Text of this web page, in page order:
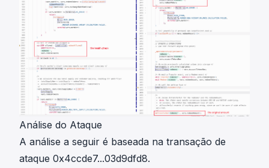
Análise do Ataque
A análise a seguir é baseada na transação de
ataque 0x4ccde7...03d9dfd8.